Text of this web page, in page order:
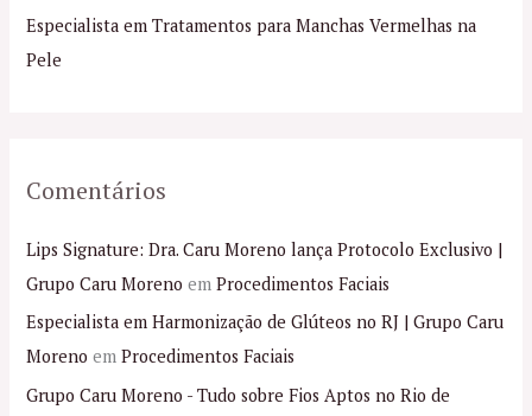
o
r
Especialista em Tratamentos para Manchas Vermelhas na
Pele
Comentários
Lips Signature: Dra. Caru Moreno lança Protocolo Exclusivo |
Grupo Caru Moreno emProcedimentos Faciais
Especialista em Harmonização de Glúteos no RJ | Grupo Caru
Moreno emProcedimentos Faciais
Grupo Caru Moreno - Tudo sobre Fios Aptos no Rio de